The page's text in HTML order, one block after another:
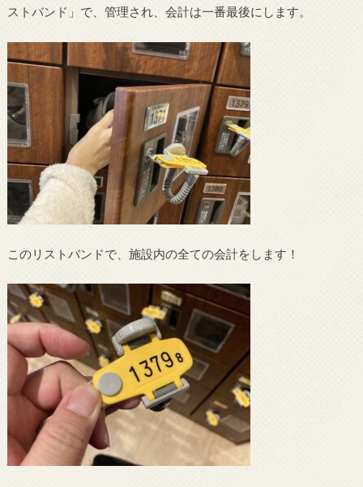
ストバンド」で、管理され、会計は一番最後にします。
このリストバンドで、施設内の全ての会計をします！